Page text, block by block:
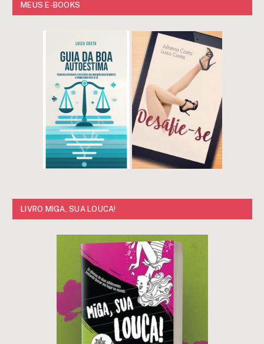
MEUS E-BOOKS
LIVRO MIGA, SUA LOUCA!